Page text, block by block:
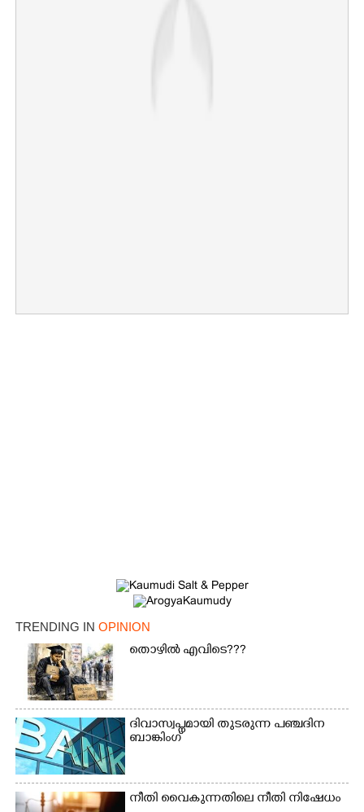
TRENDING IN OPINION
തൊഴിൽ എവിടെ???
ദിവാസ്വപ്നമായി തുടരുന്ന പഞ്ചദിന
ബാങ്കിംഗ്
നീതി വൈകുന്നതിലെ നീതി നിഷേധം